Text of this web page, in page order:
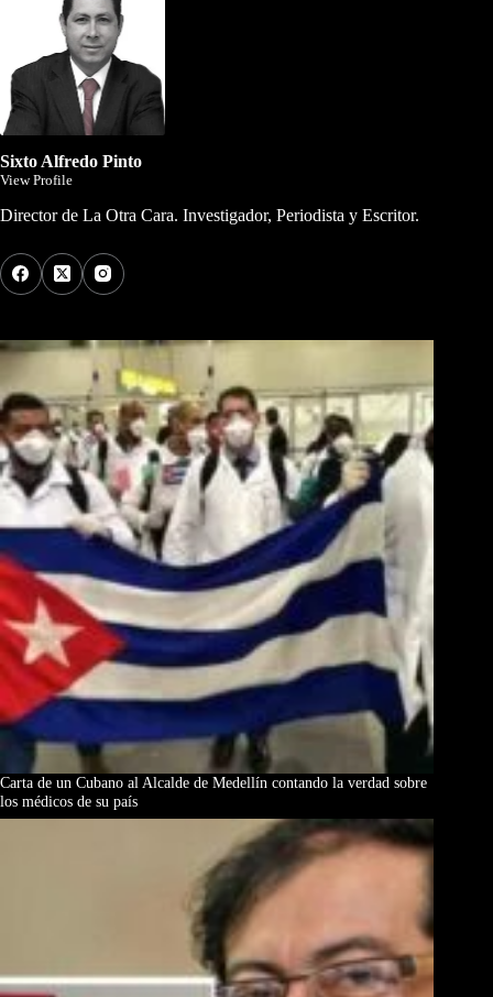
Sixto Alfredo Pinto
View Profile
Director de La Otra Cara. Investigador, Periodista y Escritor.
Carta de un Cubano al Alcalde de Medellín contando la verdad sobre
los médicos de su país